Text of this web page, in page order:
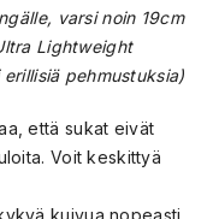
varsi noin 19cm
Lightweight
pehmustuksia)
että sukat eivät
Voit keskittyä
kuivua nopeasti